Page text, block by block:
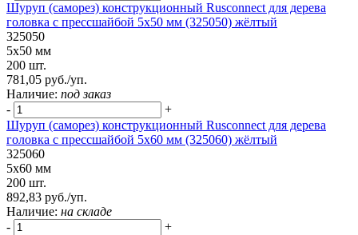
Шуруп (саморез) конструкционный Rusconnect для дерева
головка с прессшайбой 5х50 мм (325050) жёлтый
325050
5х50 мм
200 шт.
781,05 руб./уп.
Наличие: под заказ
-
+
Шуруп (саморез) конструкционный Rusconnect для дерева
головка с прессшайбой 5х60 мм (325060) жёлтый
325060
5х60 мм
200 шт.
892,83 руб./уп.
Наличие: на складе
-
+